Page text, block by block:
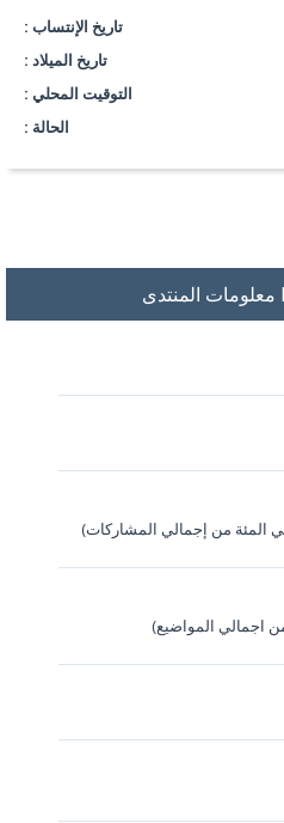
تاريخ الإنتساب :
تاريخ الميلاد :
التوقيت المحلي :
الحالة :